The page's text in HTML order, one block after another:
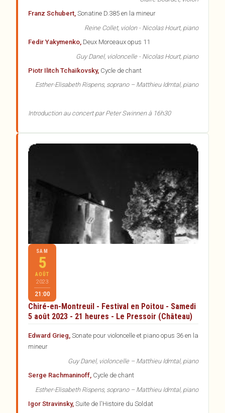
Franz Schubert, Sonatine D.385 en la mineur
Reine Collet, violon - Nicolas Hourt, piano
Fedir Yakymenko, Deux Morceaux opus 11
Guy Danel, violoncelle - Nicolas Hourt, piano
Piotr Ilitch Tchaïkovsky, Cycle de chant
Esther-Elisabeth Rispens, soprano – Matthieu Idmtal, piano
Introduction au concert par Peter Swinnen à 16h30
SAM
5
AOÛT
2023
21:00
Chiré-en-Montreuil - Festival en Poitou - Samedi
5 août 2023 - 21 heures - Le Pressoir (Château)
Edward Grieg, Sonate pour violoncelle et piano opus 36 en la
mineur
Guy Danel, violoncelle – Matthieu Idmtal, piano
Serge Rachmaninoff, Cycle de chant
Esther-Elisabeth Rispens, soprano – Matthieu Idmtal, piano
Igor Stravinsky, Suite de l'Histoire du Soldat